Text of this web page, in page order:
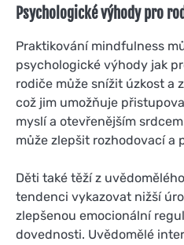
Psychologické výhody pro
Praktikování mindfulness
psychologické výhody jak
rodiče může snížit úzkost a
což jim umožňuje
myslí a otevřenějším
může zlepšit rozhodovací a
Děti také těží z
tendenci vykazovat nižší
zlepšenou emocionální
dovednosti. Uvědomělé